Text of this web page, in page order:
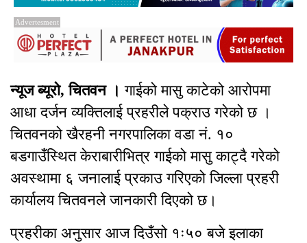
Advertesment
न्यूज ब्यूरो, चितवन । गाईको मासु काटेको आरोपमा
आधा दर्जन व्यक्तिलाई प्रहरीले पक्राउ गरेको छ ।
चितवनको खैरहनी नगरपालिका वडा नं. १०
बडगाउँस्थित केराबारीभित्र गाईको मासु काट्दै गरेको
अवस्थामा ६ जनालाई प्रकाउ गरिएको जिल्ला प्रहरी
कार्यालय चितवनले जानकारी दिएको छ।
प्रहरीका अनुसार आज दिउँसो १ः५० बजे इलाका